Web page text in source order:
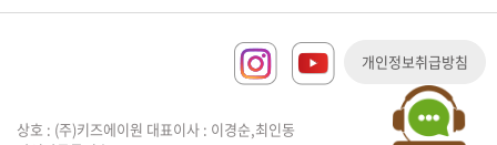
개인정보취급방침
상호 : (주)키즈에이원 대표이사 : 이경순,최인동